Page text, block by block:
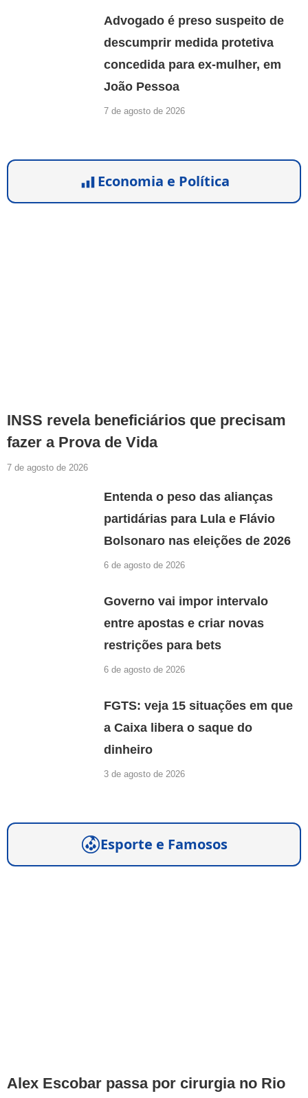
Advogado é preso suspeito de
descumprir medida protetiva
concedida para ex-mulher, em
João Pessoa
7 de agosto de 2026
Economia e Política
INSS revela beneficiários que precisam
fazer a Prova de Vida
7 de agosto de 2026
Entenda o peso das alianças
partidárias para Lula e Flávio
Bolsonaro nas eleições de 2026
6 de agosto de 2026
Governo vai impor intervalo
entre apostas e criar novas
restrições para bets
6 de agosto de 2026
FGTS: veja 15 situações em que
a Caixa libera o saque do
dinheiro
3 de agosto de 2026
Esporte e Famosos
Alex Escobar passa por cirurgia no Rio